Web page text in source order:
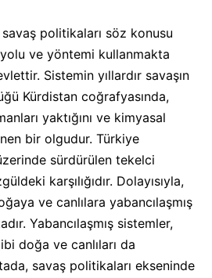
politikaları söz konusu
ve yöntemi kullanmakta
Sistemin yıllardır savaşın
Kürdistan coğrafyasında,
yaktığını ve kimyasal
bir olgudur. Türkiye
sürdürülen tekelci
karşılığıdır. Dolayısıyla,
ve canlılara yabancılaşmış
Yabancılaşmış sistemler,
doğa ve canlıları da
savaş politikaları ekseninde